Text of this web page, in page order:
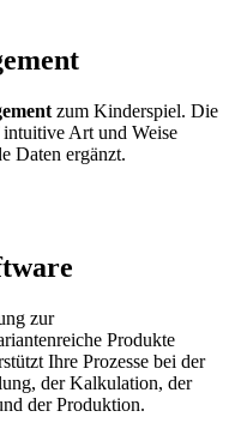
zum Kinderspiel. Die
Art und Weise
Daten ergänzt.
zur
Produkte
Ihre Prozesse bei der
der Kalkulation, der
der Produktion.